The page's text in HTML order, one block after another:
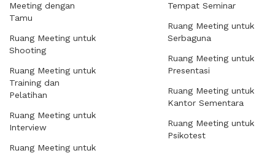
Meeting dengan
Tamu
Ruang Meeting untuk
Shooting
Ruang Meeting untuk
Training dan
Pelatihan
Ruang Meeting untuk
Interview
Ruang Meeting untuk
Tempat Seminar
Ruang Meeting untuk
Serbaguna
Ruang Meeting untuk
Presentasi
Ruang Meeting untuk
Kantor Sementara
Ruang Meeting untuk
Psikotest